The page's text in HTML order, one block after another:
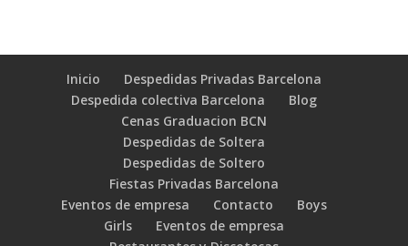
Inicio
Despedidas Privadas Barcelona
Despedida colectiva Barcelona
Blog
Cenas Graduacion BCN
Despedidas de Soltera
Despedidas de Soltero
Fiestas Privadas Barcelona
Eventos de empresa
Contacto
Boys
Girls
Eventos de empresa